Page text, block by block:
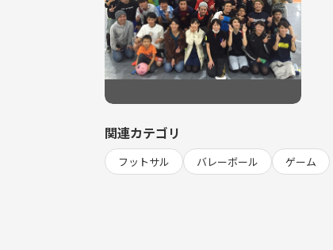
関連カテゴリ
フットサル バレーボール ゲーム